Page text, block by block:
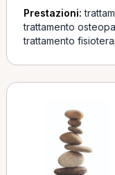
Prestazioni:
trattamento
trattamento